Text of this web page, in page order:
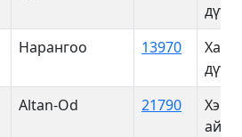
Нарангоо 13970
Хан-
Altan-Od 21790